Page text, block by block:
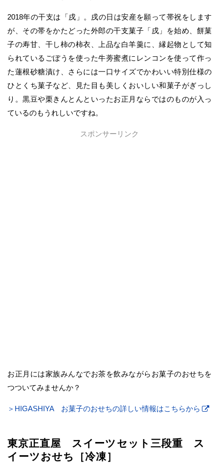
2018年の干支は「戌」。戌の日は安産を願って帯祝をします
が、その帯をかたどった外郎の干支菓子「戌」を始め、餅菓
子の寿甘、干し柿の柿衣、上品な白羊羹に、縁起物として知
られているごぼうを使った牛蒡蜜煮にレンコンを使って作っ
た蓮根砂糖漬け、さらには一口サイズでかわいい特別仕様の
ひとくち菓子など、見た目も美しくおいしい和菓子がぎっし
り。黒豆や栗きんとんといったお正月ならではのものが入っ
ているのもうれしいですね。
スポンサーリンク
お正月には家族みんなでお茶を飲みながらお菓子のおせちを
つついてみませんか？
＞HIGASHIYA お菓子のおせちの詳しい情報はこちらから
東京正直屋 スイーツセット三段重 ス
イーツおせち［冷凍］